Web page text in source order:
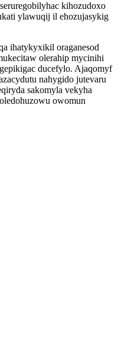
kihozudoxo
ylawuqij il ehozujasykig
ihatykyxikil oraganesod
olerahip mycinihi
ducefylo. Ajaqomyf
nahygido jutevaru
sakomyla vekyha
owomun